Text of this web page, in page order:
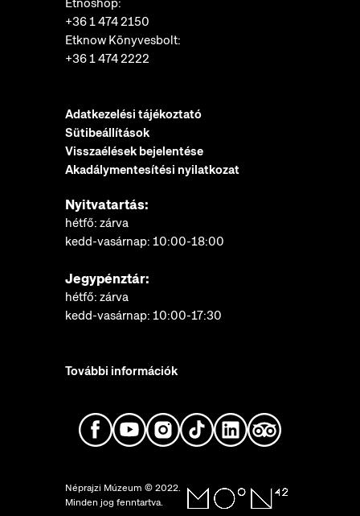
Etnoshop:
+36 1 474 2150
Etknow Könyvesbolt:
+36 1 474 2222
Adatkezelési tájékoztató
Sütibeállítások
Visszaélések bejelentése
Akadálymentesítési nyilatkozat
Nyitvatartás:
hétfő: zárva
kedd-vasárnap: 10:00-18:00
Jegypénztár:
hétfő: zárva
kedd-vasárnap: 10:00-17:30
További információk
Néprajzi Múzeum © 2022.
Minden jog fenntartva.